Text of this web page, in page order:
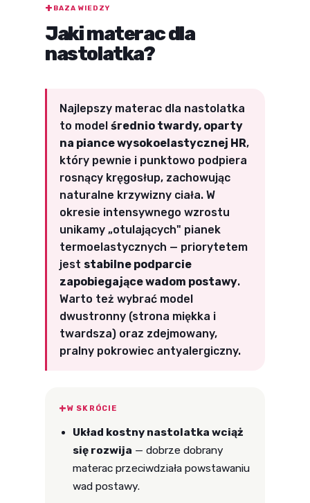
BAZA WIEDZY
Jaki materac dla
nastolatka?
Najlepszy materac dla nastolatka
to model średnio twardy, oparty
na piance wysokoelastycznej HR,
który pewnie i punktowo podpiera
rosnący kręgosłup, zachowując
naturalne krzywizny ciała. W
okresie intensywnego wzrostu
unikamy „otulających" pianek
termoelastycznych — priorytetem
jest stabilne podparcie
zapobiegające wadom postawy.
Warto też wybrać model
dwustronny (strona miękka i
twardsza) oraz zdejmowany,
pralny pokrowiec antyalergiczny.
W SKRÓCIE
Układ kostny nastolatka wciąż
się rozwija — dobrze dobrany
materac przeciwdziała powstawaniu
wad postawy.